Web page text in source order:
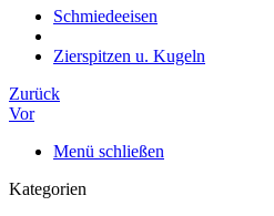
Schmiedeeisen
Zierspitzen u. Kugeln
Zurück
Vor
Menü schließen
Kategorien